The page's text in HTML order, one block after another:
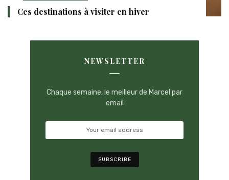
Ces destinations à visiter en hiver
NEWSLETTER
Chaque semaine, le meilleur de Marcel par
email